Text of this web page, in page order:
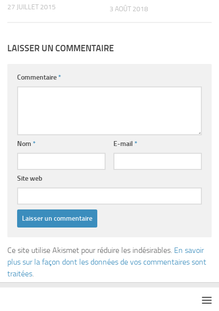
27 JUILLET 2015 3 AOÛT 2018
LAISSER UN COMMENTAIRE
Commentaire*
Nom * E-mail *
Site web
Ce site utilise Akismet pour réduire les indésirables. En savoir
plus sur la façon dont les données de vos commentaires sont
traitées.